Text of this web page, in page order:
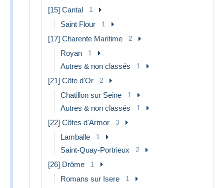
[15] Cantal 1
Saint Flour 1
[17] Charente Maritime 2
Royan 1
Autres & non classés 1
[21] Côte d'Or 2
Chatillon sur Seine 1
Autres & non classés 1
[22] Côtes d'Armor 3
Lamballe 1
Saint-Quay-Portrieux 2
[26] Drôme 1
Romans sur Isere 1